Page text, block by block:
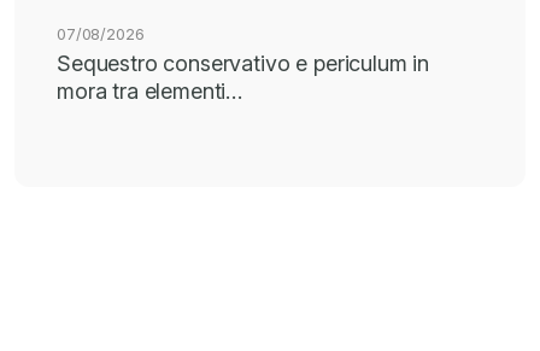
07/08/2026
Sequestro conservativo e periculum in
mora tra elementi…